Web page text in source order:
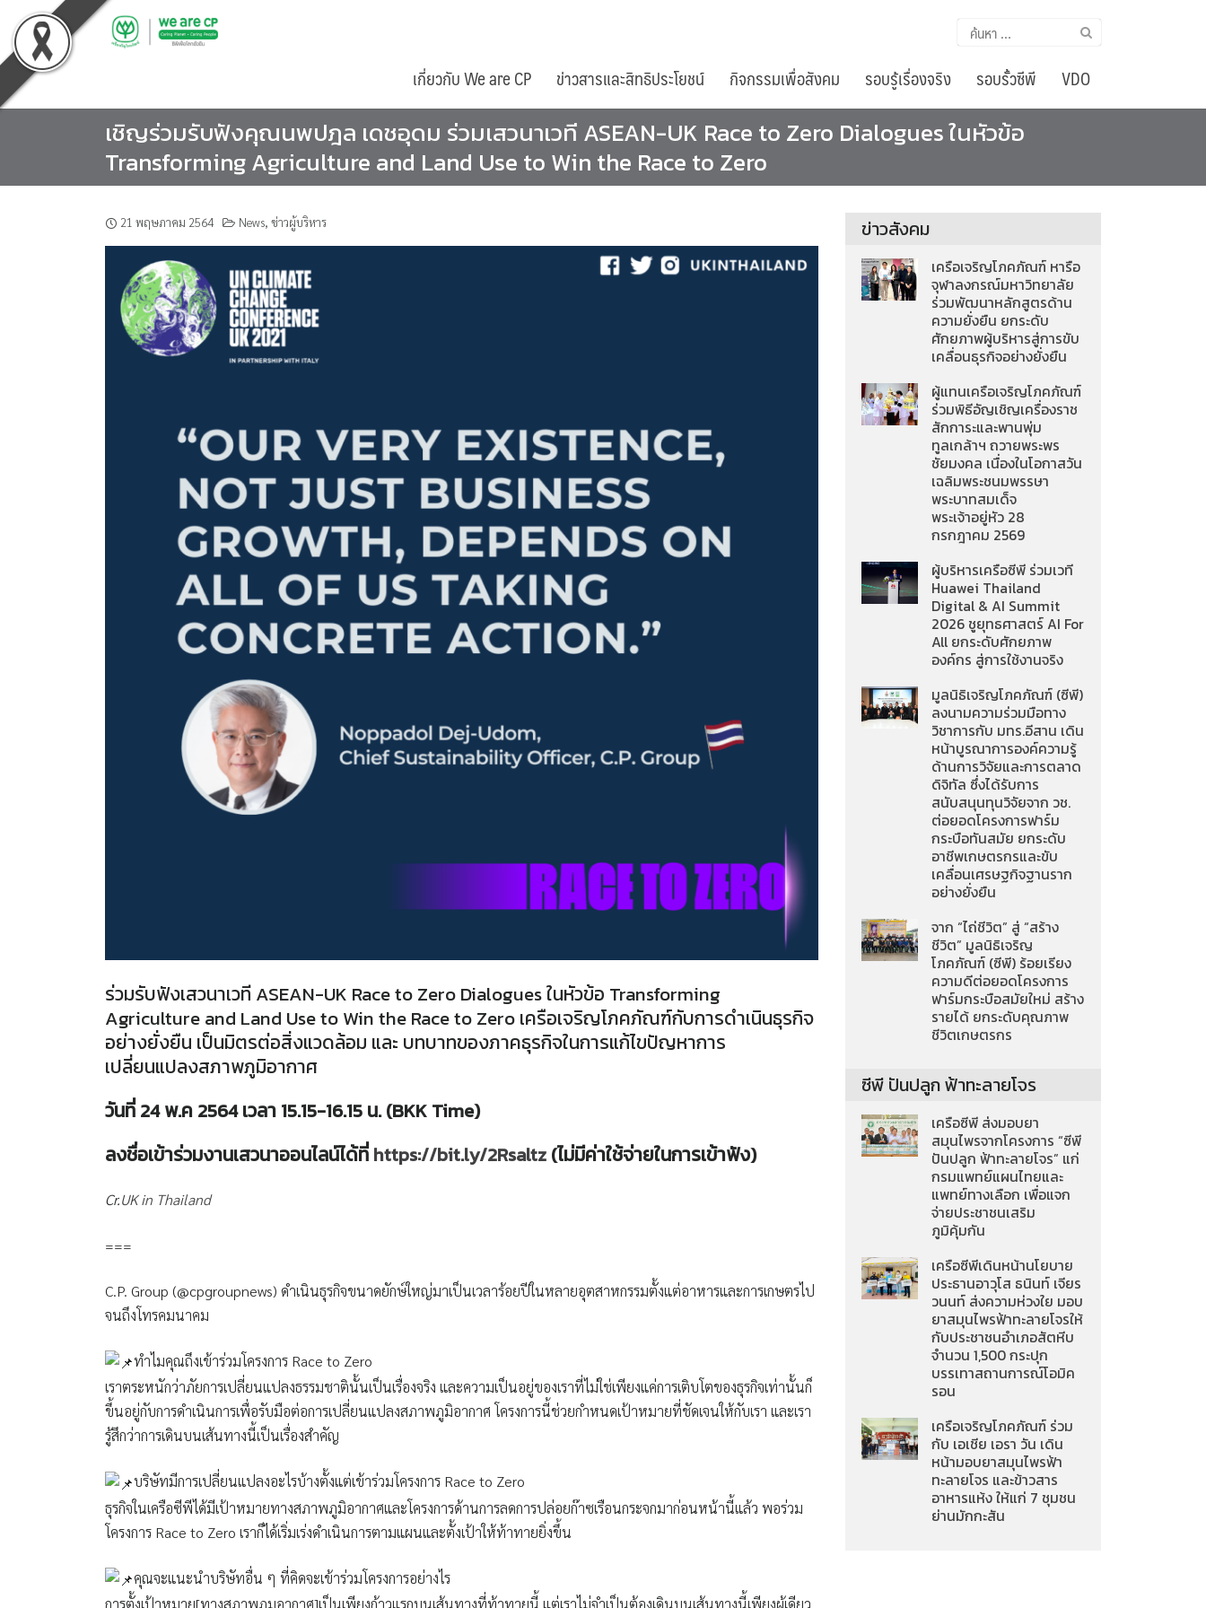
to
content
ค้นหา
เกี่ยวกับ We are CP ข่าวสารและสิทธิประโยชน์ กิจกรรมเพื่อสังคม รอบรู้เรื่องจริง รอบรั้วซีพี VDO
เชิญร่วมรับฟังคุณนพปฎล เดชอุดม ร่วมเสวนาเวที ASEAN-UK Race to Zero Dialogues ในหัวข้อ
Transforming Agriculture and Land Use to Win the Race to Zero
21 พฤษภาคม 2564 News, ข่าวผู้บริหาร
ร่วมรับฟังเสวนาเวที ASEAN-UK Race to Zero Dialogues ในหัวข้อ Transforming
Agriculture and Land Use to Win the Race to Zero เครือเจริญโภคภัณฑ์กับการดำเนินธุรกิจ
อย่างยั่งยืน เป็นมิตรต่อสิ่งแวดล้อม และ บทบาทของภาคธุรกิจในการแก้ไขปัญหาการ
เปลี่ยนแปลงสภาพภูมิอากาศ
วันที่ 24 พ.ค 2564 เวลา 15.15-16.15 น. (BKK Time)
ลงชื่อเข้าร่วมงานเสวนาออนไลน์ได้ที่https://bit.ly/2Rsaltz(ไม่มีค่าใช้จ่ายในการเข้าฟัง)
Cr.UK in Thailand
===
C.P. Group (@cpgroupnews) ดำเนินธุรกิจขนาดยักษ์ใหญ่มาเป็นเวลาร้อยปีในหลายอุตสาหกรรมตั้งแต่อาหารและการเกษตรไป
จนถึงโทรคมนาคม
ทำไมคุณถึงเข้าร่วมโครงการ Race to Zero
เราตระหนักว่าภัยการเปลี่ยนแปลงธรรมชาตินั้นเป็นเรื่องจริง และความเป็นอยู่ของเราที่ไม่ใช่เพียงแค่การเติบโตของธุรกิจเท่านั้นก็
ขึ้นอยู่กับการดำเนินการเพื่อรับมือต่อการเปลี่ยนแปลงสภาพภูมิอากาศ โครงการนี้ช่วยกำหนดเป้าหมายที่ชัดเจนให้กับเรา และเรา
รู้สึกว่าการเดินบนเส้นทางนี้เป็นเรื่องสำคัญ
บริษัทมีการเปลี่ยนแปลงอะไรบ้างตั้งแต่เข้าร่วมโครงการ Race to Zero
ธุรกิจในเครือซีพีได้มีเป้าหมายทางสภาพภูมิอากาศและโครงการด้านการลดการปล่อยก๊าซเรือนกระจกมาก่อนหน้านี้แล้ว พอร่วม
โครงการ Race to Zero เราก็ได้เริ่มเร่งดำเนินการตามแผนและตั้งเป้าให้ท้าทายยิ่งขึ้น
คุณจะแนะนำบริษัทอื่น ๆ ที่คิดจะเข้าร่วมโครงการอย่างไร
การตั้งเป้าหมาย[ทางสภาพภูมอากาศ]เป็นเพียงก้าวแรกบนเส้นทางที่ท้าทายนี้ แต่เราไม่จำเป็นต้องเดินบนเส้นทางนี้เพียงผู้เดียว
ข่าวสังคม
เครือเจริญโภคภัณฑ์ หารือ
จุฬาลงกรณ์มหาวิทยาลัย
ร่วมพัฒนาหลักสูตรด้าน
ความยั่งยืน ยกระดับ
ศักยภาพผู้บริหารสู่การขับ
เคลื่อนธุรกิจอย่างยั่งยืน
ผู้แทนเครือเจริญโภคภัณฑ์
ร่วมพิธีอัญเชิญเครื่องราช
สักการะและพานพุ่ม
ทูลเกล้าฯ ถวายพระพร
ชัยมงคล เนื่องในโอกาสวัน
เฉลิมพระชนมพรรษา
พระบาทสมเด็จ
พระเจ้าอยู่หัว 28
กรกฎาคม 2569
ผู้บริหารเครือซีพี ร่วมเวที
Huawei Thailand
Digital & AI Summit
2026 ชูยุทธศาสตร์ AI For
All ยกระดับศักยภาพ
องค์กร สู่การใช้งานจริง
มูลนิธิเจริญโภคภัณฑ์ (ซีพี)
ลงนามความร่วมมือทาง
วิชาการกับ มทร.อีสาน เดิน
หน้าบูรณาการองค์ความรู้
ด้านการวิจัยและการตลาด
ดิจิทัล ซึ่งได้รับการ
สนับสนุนทุนวิจัยจาก วช.
ต่อยอดโครงการฟาร์ม
กระบือทันสมัย ยกระดับ
อาชีพเกษตรกรและขับ
เคลื่อนเศรษฐกิจฐานราก
อย่างยั่งยืน
จาก “ไถ่ชีวิต” สู่ “สร้าง
ชีวิต” มูลนิธิเจริญ
โภคภัณฑ์ (ซีพี) ร้อยเรียง
ความดีต่อยอดโครงการ
ฟาร์มกระบือสมัยใหม่ สร้าง
รายได้ ยกระดับคุณภาพ
ชีวิตเกษตรกร
ซีพี ปันปลูก ฟ้าทะลายโจร
เครือซีพี ส่งมอบยา
สมุนไพรจากโครงการ “ซีพี
ปันปลูก ฟ้าทะลายโจร” แก่
กรมแพทย์แผนไทยและ
แพทย์ทางเลือก เพื่อแจก
จ่ายประชาชนเสริม
ภูมิคุ้มกัน
เครือซีพีเดินหน้านโยบาย
ประธานอาวุโส ธนินท์ เจียร
วนนท์ ส่งความห่วงใย มอบ
ยาสมุนไพรฟ้าทะลายโจรให้
กับประชาชนอำเภอสัตหีบ
จำนวน 1,500 กระปุก
บรรเทาสถานการณ์โอมิค
รอน
เครือเจริญโภคภัณฑ์ ร่วม
กับ เอเชีย เอรา วัน เดิน
หน้ามอบยาสมุนไพรฟ้า
ทะลายโจร และข้าวสาร
อาหารแห้ง ให้แก่ 7 ชุมชน
ย่านมักกะสัน